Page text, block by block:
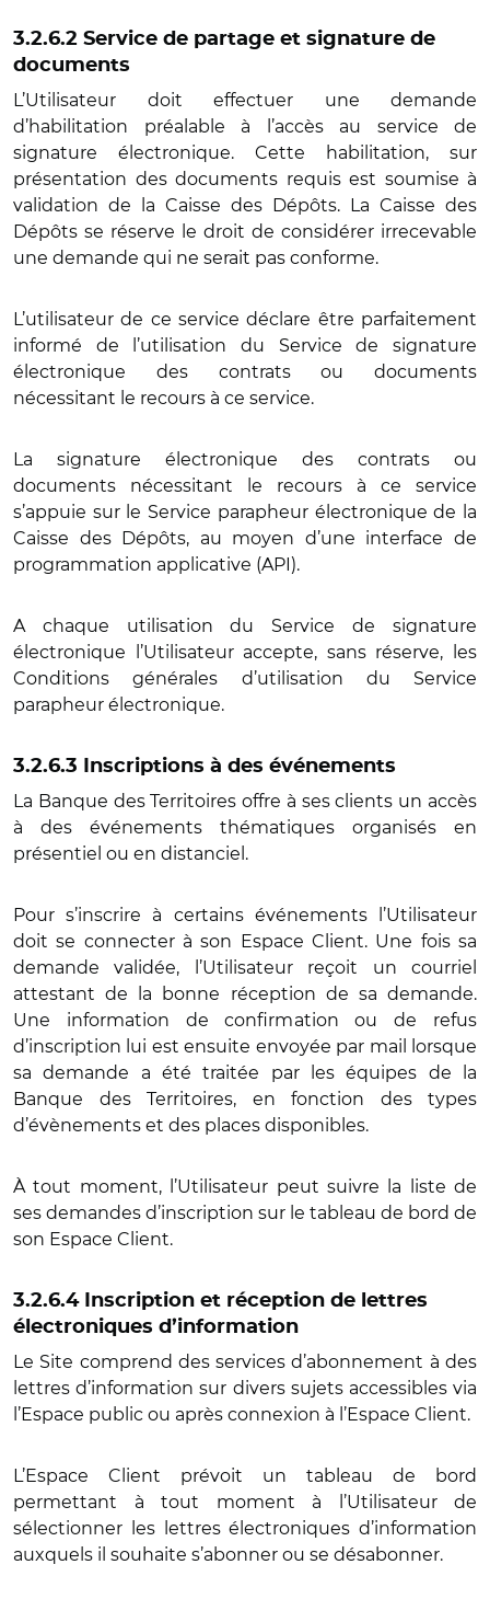
3.2.6.2 Service de partage et signature de
documents
L’Utilisateur doit effectuer une demande
d’habilitation préalable à l’accès au service de
signature électronique. Cette habilitation, sur
présentation des documents requis est soumise à
validation de la Caisse des Dépôts. La Caisse des
Dépôts se réserve le droit de considérer irrecevable
une demande qui ne serait pas conforme.
L’utilisateur de ce service déclare être parfaitement
informé de l’utilisation du Service de signature
électronique des contrats ou documents
nécessitant le recours à ce service.
La signature électronique des contrats ou
documents nécessitant le recours à ce service
s’appuie sur le Service parapheur électronique de la
Caisse des Dépôts, au moyen d’une interface de
programmation applicative (API).
A chaque utilisation du Service de signature
électronique l’Utilisateur accepte, sans réserve, les
Conditions générales d’utilisation du Service
parapheur électronique.
3.2.6.3 Inscriptions à des événements
La Banque des Territoires offre à ses clients un accès
à des événements thématiques organisés en
présentiel ou en distanciel.
Pour s’inscrire à certains événements l’Utilisateur
doit se connecter à son Espace Client. Une fois sa
demande validée, l’Utilisateur reçoit un courriel
attestant de la bonne réception de sa demande.
Une information de confirmation ou de refus
d’inscription lui est ensuite envoyée par mail lorsque
sa demande a été traitée par les équipes de la
Banque des Territoires, en fonction des types
d’évènements et des places disponibles.
À tout moment, l’Utilisateur peut suivre la liste de
ses demandes d’inscription sur le tableau de bord de
son Espace Client.
3.2.6.4 Inscription et réception de lettres
électroniques d’information
Le Site comprend des services d’abonnement à des
lettres d’information sur divers sujets accessibles via
l’Espace public ou après connexion à l’Espace Client.
L’Espace Client prévoit un tableau de bord
permettant à tout moment à l’Utilisateur de
sélectionner les lettres électroniques d’information
auxquels il souhaite s’abonner ou se désabonner.